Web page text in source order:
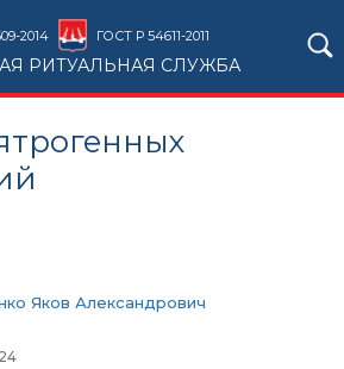
2014 ГОСТ Р 54611-2011
РИТУАЛЬНАЯ СЛУЖБА
Яков Александрович